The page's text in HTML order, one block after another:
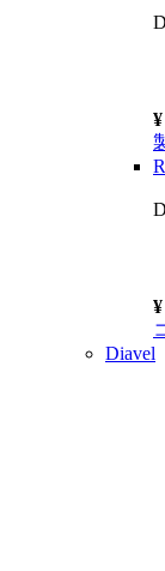
Diavel